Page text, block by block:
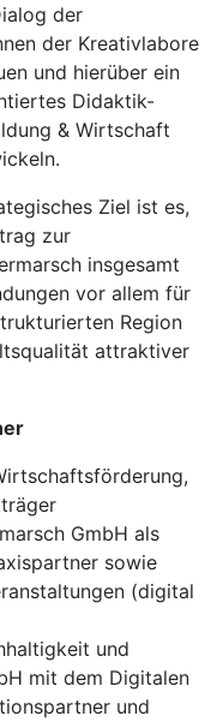
der
der Kreativlabore
und hierüber ein
Didaktik-
& Wirtschaft
Ziel ist es,
zur
insgesamt
vor allem für
Region
attraktiver
GmbH als
sowie
(digital
und
mit dem Digitalen
und